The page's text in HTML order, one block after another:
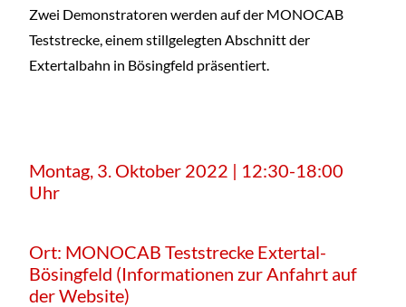
Zwei Demonstratoren werden auf der MONOCAB
Teststrecke, einem stillgelegten Abschnitt der
Extertalbahn in Bösingfeld präsentiert.
Montag, 3. Oktober 2022 | 12:30-18:00
Uhr
Ort: MONOCAB Teststrecke Extertal-
Bösingfeld (Informationen zur Anfahrt auf
der Website)